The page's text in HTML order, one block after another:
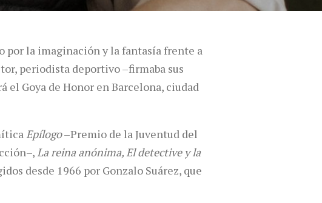
por la imaginación y la fantasía frente a
periodista deportivo –firmaba sus
el Goya de Honor en Barcelona, ciudad
Epílogo–Premio de la Juventud del
La reina anónima, El detective y la
desde 1966 por Gonzalo Suárez, que